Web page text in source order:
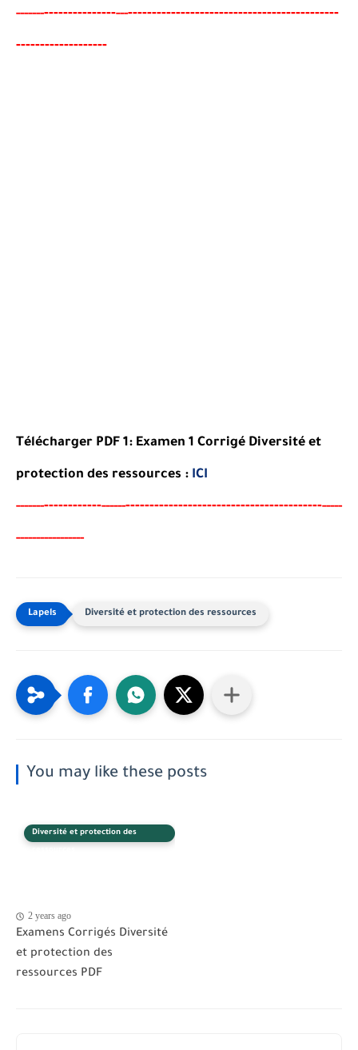
---------------------------------------------------------------------
-------------------
Télécharger PDF 1: Examen 1 Corrigé Diversité et
protection des ressources : ICI
-----------------------------------------------------------------------
-----------------
Diversité et protection des ressources
You may like these posts
Diversité et protection des
2 years ago
Examens Corrigés Diversité
et protection des
ressources PDF